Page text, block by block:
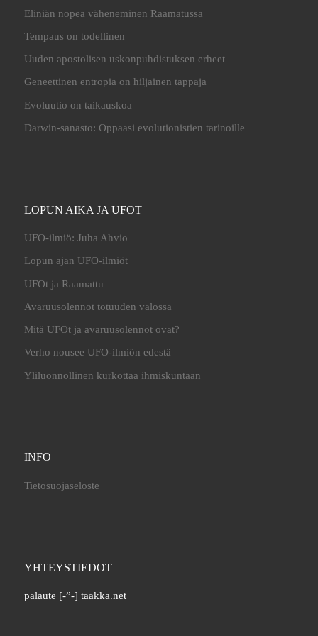
Eliniän nopea väheneminen Raamatussa
Tempaus on todellinen
Uuden apostolisen uskonpuhdistuksen erheet
Geneettinen entropia on hiljainen tappaja
Evoluutio on taikauskoa
Darwin-sanasto: Oppaasi evolutionistien tarinoille
LOPUN AIKA JA UFOT
UFO-ilmiö: Juha Ahvio
Lopun ajan UFO-ilmiöt
UFOt ja Raamattu
Avaruusolennot totuuden valossa
Mitä UFOt ja avaruusolennot ovat?
Verho nousee UFO-ilmiön edestä
Yliluonnollinen kurkottaa ihmiskuntaan
INFO
Tietosuojaseloste
YHTEYSTIEDOT
palaute [-”-] taakka.net